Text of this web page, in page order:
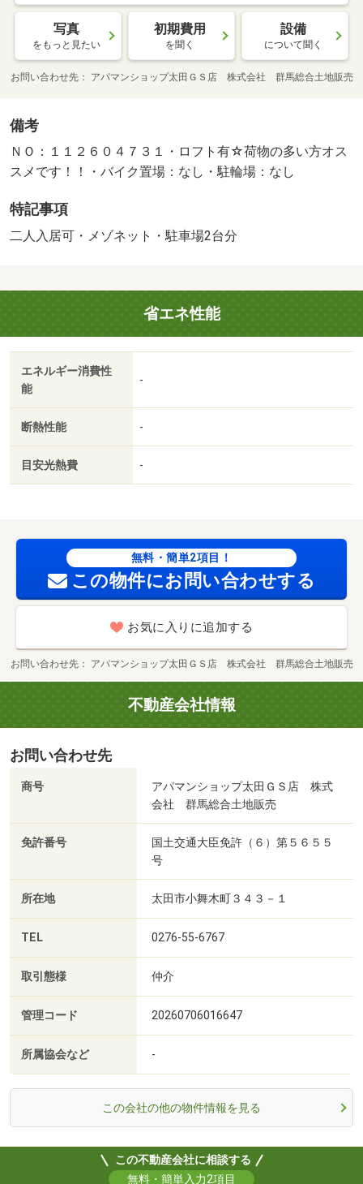
写真
をもっと見たい
初期費用
を聞く
設備
について聞く
お問い合わせ先 アパマンショップ太田ＧＳ店 株式会社 群馬総合土地販売
備考
ＮＯ：１１２６０４７３１・ロフト有☆荷物の多い方オス
スメです！！・バイク置場：なし・駐輪場：なし
特記事項
二人入居可・メゾネット・駐車場2台分
省エネ性能
エネルギー消費性
能
-
断熱性能 -
目安光熱費 -
無料・簡単2項目！
この物件にお問い合わせする
お気に入りに追加する
お問い合わせ先 アパマンショップ太田ＧＳ店 株式会社 群馬総合土地販売
不動産会社情報
お問い合わせ先
商号
アパマンショップ太田ＧＳ店 株式
会社 群馬総合土地販売
免許番号
国土交通大臣免許（６）第５６５５
号
所在地 太田市小舞木町３４３－１
TEL 0276-55-6767
取引態様 仲介
管理コード 20260706016647
所属協会など -
この会社の他の物件情報を見る
この不動産会社に相談する
無料・簡単入力2項目